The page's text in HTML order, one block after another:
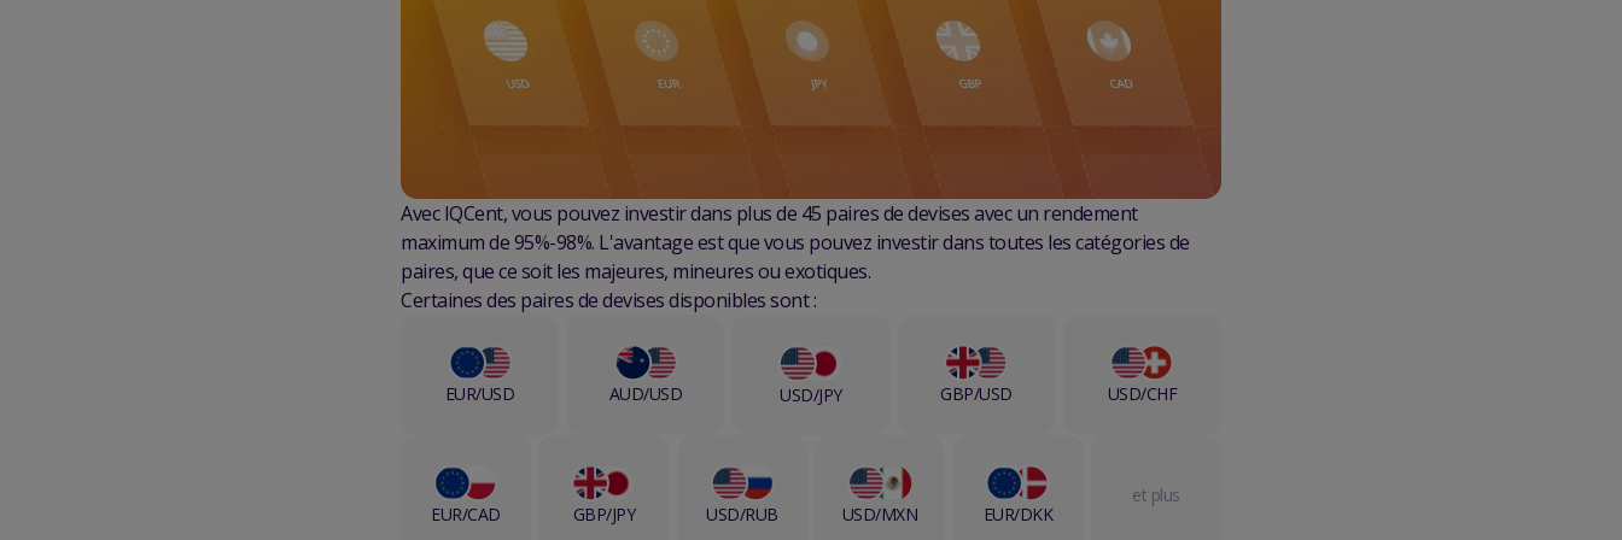
Avec IQCent, vous pouvez investir dans plus de 45 paires de devises avec un rendement
maximum de 95%-98%. L'avantage est que vous pouvez investir dans toutes les catégories de
paires, que ce soit les majeures, mineures ou exotiques.
Certaines des paires de devises disponibles sont :
EUR/USD AUD/USD USD/JPY GBP/USD USD/CHF
EUR/CAD GBP/JPY USD/RUB USD/MXN EUR/DKK
et plus